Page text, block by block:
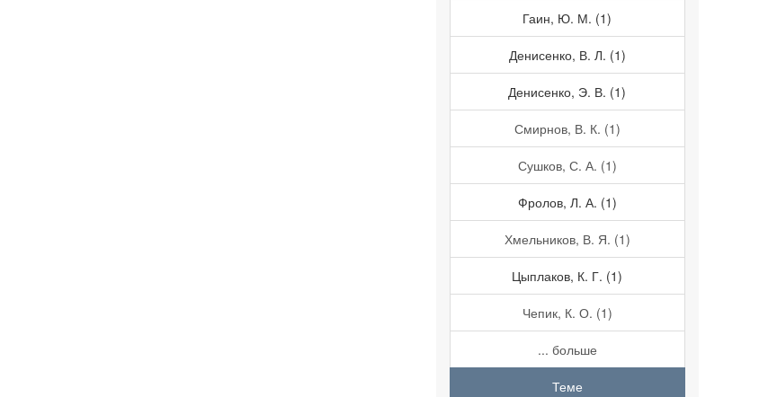
Гаин, Ю. М. (1)
Денисенко, В. Л. (1)
Денисенко, Э. В. (1)
Смирнов, В. К. (1)
Сушков, С. А. (1)
Фролов, Л. А. (1)
Хмельников, В. Я. (1)
Цыплаков, К. Г. (1)
Чепик, К. О. (1)
... больше
Теме